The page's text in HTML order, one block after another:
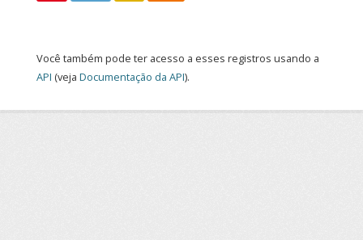
Você também pode ter acesso a esses registros usando a
API (veja Documentação da API).